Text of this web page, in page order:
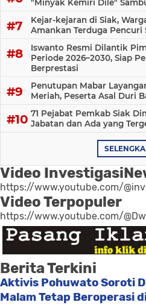
"Minyak Kemiri Dile"
Kejar-kejaran di Siak,
Amankan Terduga Pencuri
Iswanto Resmi Dilantik
Periode 2026–2030, Siap
Berprestasi
Penutupan Mabar
Meriah, Peserta Asal Duri
71 Pejabat Pemkab Siak
Jabatan dan Ada yang
Video
https://www.youtube.com/
Video Terpopuler
https://www.youtube.com/
Berita Terkini
Aktivis Pohuwato Soroti
Malam Tetap Beroperasi